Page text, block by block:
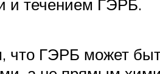
и течением ГЭРБ.
что ГЭРБ может